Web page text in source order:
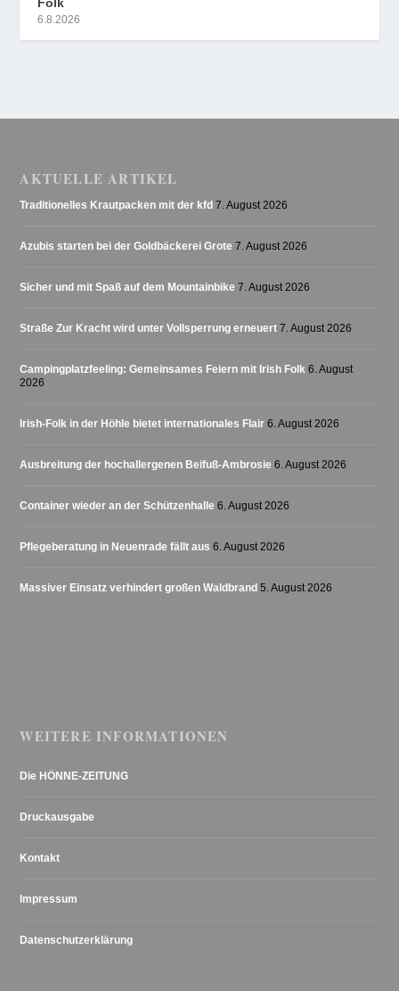
6.8.2026
AKTUELLE ARTIKEL
Traditionelles Krautpacken mit der kfd 7. August 2026
Azubis starten bei der Goldbäckerei Grote 7. August 2026
Sicher und mit Spaß auf dem Mountainbike 7. August 2026
Straße Zur Kracht wird unter Vollsperrung erneuert 7. August 2026
Campingplatzfeeling: Gemeinsames Feiern mit Irish Folk 6. August
2026
Irish-Folk in der Höhle bietet internationales Flair 6. August 2026
Ausbreitung der hochallergenen Beifuß-Ambrosie 6. August 2026
Container wieder an der Schützenhalle 6. August 2026
Pflegeberatung in Neuenrade fällt aus 6. August 2026
Massiver Einsatz verhindert großen Waldbrand 5. August 2026
WEITERE INFORMATIONEN
Die HÖNNE-ZEITUNG
Druckausgabe
Kontakt
Impressum
Datenschutzerklärung